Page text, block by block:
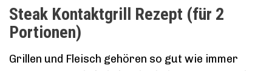
Steak Kontaktgrill Rezept (für 2
Portionen)
Grillen und Fleisch gehören so gut wie immer